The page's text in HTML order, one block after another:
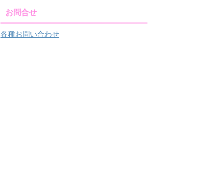
お問合せ
各種お問い合わせ